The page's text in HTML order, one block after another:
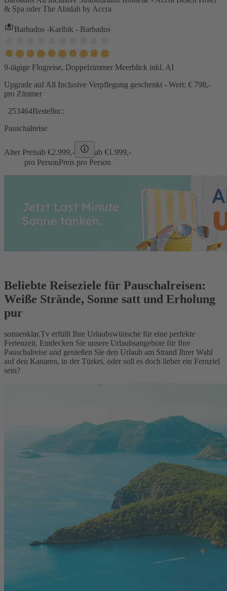
& Spa oder The Abidah by Accra
Barbados -Karibik - Barbados
9-tägige Flugreise, Doppelzimmer Meerblick inkl. AI
Upgrade auf All Inclusive Verpflegung geschenkt - Wert: € 798,-
pro Zimmer
253464Bestellnr.:
Pauschalreise
Alter Preisab €2.999,- ab €1.999,-
pro PersonPreis pro Person
Beliebte Reiseziele für Pauschalreisen:
Weiße Strände, Sonne satt und Erholung
pur
sonnenklar.Tv erfüllt Ihre Urlaubswünsche für eine perfekte
Ferienzeit. Entdecken Sie unsere Urlaubsangebote für Ihre
Pauschalreise und genießen Sie den Urlaub am Strand Ihrer Wahl
auf den Kanaren, in der Türkei, oder soll es doch lieber ein Fernziel
sein?